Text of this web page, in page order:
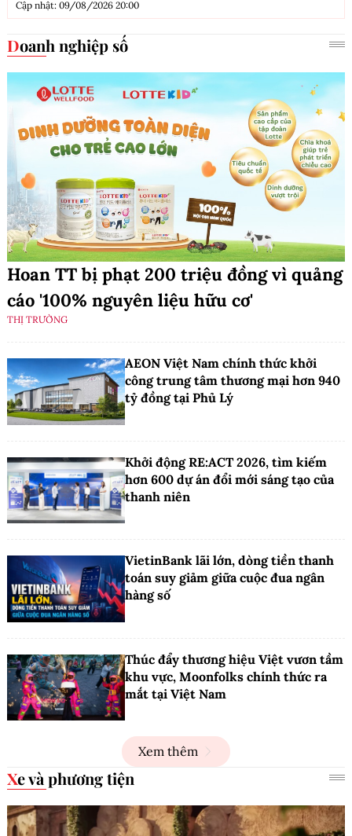
Cập nhật: 09/08/2026 20:00
Doanh nghiệp số
Hoan TT bị phạt 200 triệu đồng vì quảng
cáo '100% nguyên liệu hữu cơ'
THỊ TRƯỜNG
AEON Việt Nam chính thức khởi
công trung tâm thương mại hơn 940
tỷ đồng tại Phủ Lý
Khởi động RE:ACT 2026, tìm kiếm
hơn 600 dự án đổi mới sáng tạo của
thanh niên
VietinBank lãi lớn, dòng tiền thanh
toán suy giảm giữa cuộc đua ngân
hàng số
Thúc đẩy thương hiệu Việt vươn tầm
khu vực, Moonfolks chính thức ra
mắt tại Việt Nam
Xem thêm
Xe và phương tiện